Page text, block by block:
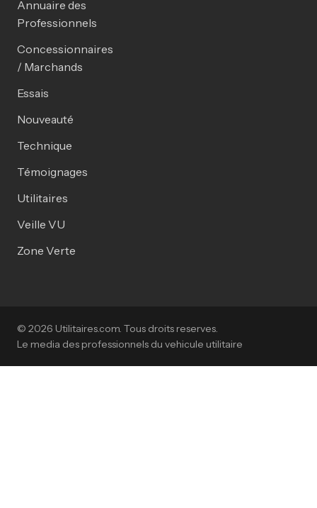
Annuaire des
Professionnels
Concessionnaires
/ Marchands
Essais
Nouveauté
Technique
Témoignages
Utilitaires
Veille VU
Zone Verte
© 2026 Utilitaires.com. Tous droits reserves.
Le media des professionnels du vehicule utilitaire